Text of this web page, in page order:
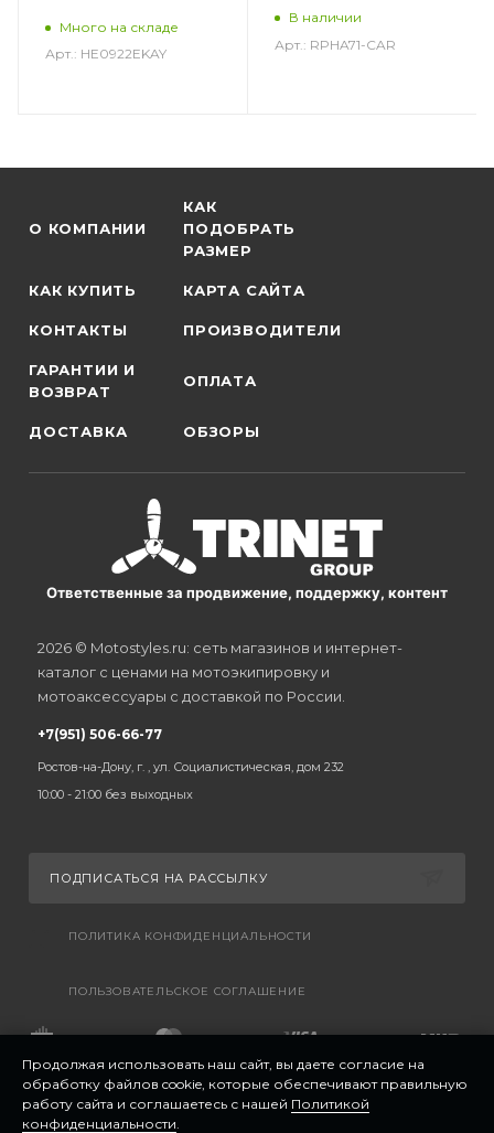
Много на складе
Арт.: HE0922EKAY
В наличии
Арт.: RPHA71-CAR
О КОМПАНИИ
КАК
ПОДОБРАТЬ
РАЗМЕР
КАК КУПИТЬ КАРТА САЙТА
КОНТАКТЫ ПРОИЗВОДИТЕЛИ
ГАРАНТИИ И
ВОЗВРАТ
ОПЛАТА
ДОСТАВКА ОБЗОРЫ
Ответственные за продвижение, поддержку, контент
2026 © Motostyles.ru: сеть магазинов и интернет-
каталог с ценами на мотоэкипировку и
мотоаксессуары с доставкой по России.
+7(951) 506-66-77
Ростов-на-Дону, г. , ул. Социалистическая, дом 232
10:00 - 21:00 без выходных
ПОДПИСАТЬСЯ НА РАССЫЛКУ
ПОЛИТИКА КОНФИДЕНЦИАЛЬНОСТИ
ПОЛЬЗОВАТЕЛЬСКОЕ СОГЛАШЕНИЕ
Продолжая использовать наш сайт, вы даете согласие на
обработку файлов cookie, которые обеспечивают правильную
работу сайта и соглашаетесь с нашей Политикой
конфиденциальности.